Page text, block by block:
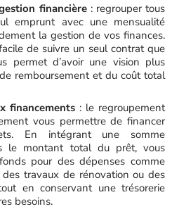
financière: regrouper tous
emprunt avec une mensualité
la gestion de vos finances.
de suivre un seul contrat que
permet d’avoir une vision plus
remboursement et du coût total
financements : le regroupement
vous permettre de financer
En intégrant une somme
le montant total du prêt, vous
pour des dépenses comme
des travaux de rénovation ou des
en conservant une trésorerie
besoins.